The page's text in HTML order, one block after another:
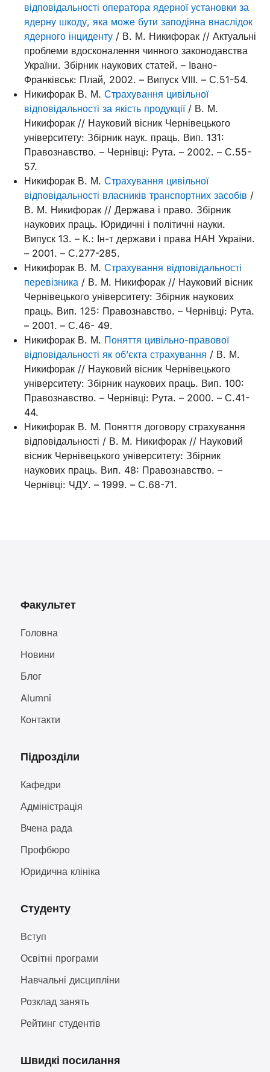
відповідальності оператора ядерної установки за
ядерну шкоду, яка може бути заподіяна внаслідок
ядерного інциденту / В. М. Никифорак // Актуальні
проблеми вдосконалення чинного законодавства
України. Збірник наукових статей. – Івано-
Франківськ: Плай, 2002. – Випуск VIII. – С.51-54.
Никифорак В. М. Страхування цивільної
відповідальності за якість продукції/ В. М.
Никифорак // Науковий вісник Чернівецького
університету: Збірник наук. праць. Вип. 131:
Правознавство. – Чернівці: Рута. – 2002. – С.55-
57.
Никифорак В. М. Страхування цивільної
відповідальності власників транспортних засобів /
В. М. Никифорак // Держава і право. Збірник
наукових праць. Юридичні і політичні науки.
Випуск 13. – К.: Ін-т держави і права НАН України.
– 2001. – С.277-285.
Никифорак В. М. Страхування відповідальності
перевізника / В. М. Никифорак // Науковий вісник
Чернівецького університету: Збірник наукових
праць. Вип. 125: Правознавство. – Чернівці: Рута.
– 2001. – С.46- 49.
Никифорак В. М. Поняття цивільно-правової
відповідальності як об’єкта страхування / В. М.
Никифорак // Науковий вісник Чернівецького
університету: Збірник наукових праць. Вип. 100:
Правознавство. – Чернівці: Рута. – 2000. – С.41-
44.
Никифорак В. М. Поняття договору страхування
відповідальності / В. М. Никифорак // Науковий
вісник Чернівецького університету: Збірник
наукових праць. Вип. 48: Правознавство. –
Чернівці: ЧДУ. – 1999. – С.68-71.
Факультет
Головна
Новини
Блог
Alumni
Контакти
Підрозділи
Кафедри
Адміністрація
Вчена рада
Профбюро
Юридична клініка
Студенту
Вступ
Освітні програми
Навчальні дисципліни
Розклад занять
Рейтинг студентів
Швидкі посилання